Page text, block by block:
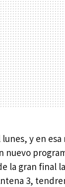
y en esa
nuevo
la gran final
3,